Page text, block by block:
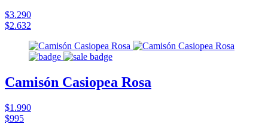
$3.290
$2.632
Camisón Casiopea Rosa
$1.990
$995